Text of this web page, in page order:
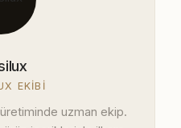
EKIBI
uzman ekip.